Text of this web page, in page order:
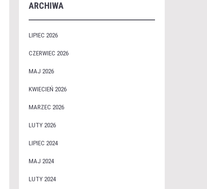
ARCHIWA
LIPIEC 2026
CZERWIEC 2026
MAJ 2026
KWIECIEŃ 2026
MARZEC 2026
LUTY 2026
LIPIEC 2024
MAJ 2024
LUTY 2024